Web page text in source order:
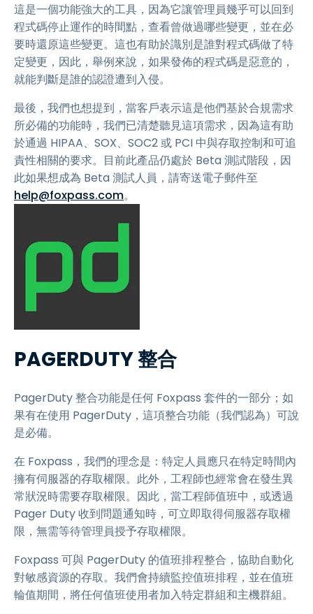
這是一個功能強大的工具，因為它讓管理員幾乎可以回到
程式碼停止運作的時間點，查看曾做過哪些變更，並在必
要時還原這些變更。這也有助於識別是誰對程式碼做了特
定變更，因此，舉例來說，如果發佈的程式碼是惡意的，
就能判斷是誰的認證遭到入侵。
最後，我們也想提到，當客戶表示這是他們基於合規需求
所必備的功能時，我們已清楚聽見這項需求，因為這有助
於通過 HIPAA、SOX、SOC2 或 PCI 中與存取控制和可追
責性相關的要求。目前此產品仍處於 Beta 測試階段，因
此如果想成為 Beta 測試人員，請寄送電子郵件至
help@foxpass.com。
PAGERDUTY 整合
PagerDuty 整合功能是任何 Foxpass 套件的一部分；如
果有在使用 PagerDuty，這項整合功能（我們認為）可說
是必備。
在 Foxpass，我們的理念是：特定人員應只在特定時間內
擁有伺服器的存取權限。此外，工程師也經常會在發生異
常狀況時需要存取權限。因此，當工程師值班中，或透過
Pager Duty 收到問題通知時，可立即取得伺服器存取權
限，無需等待管理員授予存取權限。
Foxpass 可與 PagerDuty 的值班排程整合，協助自動化
對敏感資源的存取。我們會持續監控值班排程，並在值班
輪值期間，將任何值班使用者加入特定群組和主機群組。